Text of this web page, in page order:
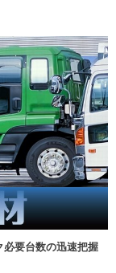
必要台数の迅速把握